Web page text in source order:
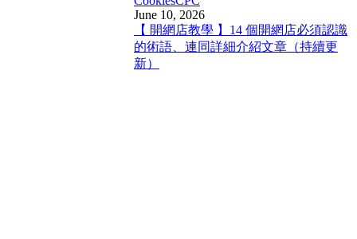
June 10, 2026
【 開網店教學 】14 個開網店必須認識
的術語、連同詳細介紹文章（持續更
新）